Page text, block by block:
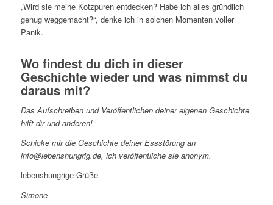
„Wird sie meine Kotzpuren entdecken? Habe ich alles gründlich
genug weggemacht?“, denke ich in solchen Momenten voller
Panik.
Wo findest du dich in dieser
Geschichte wieder und was nimmst du
daraus mit?
Das Aufschreiben und Veröffentlichen deiner eigenen Geschichte
hilft dir und anderen!
Schicke mir die Geschichte deiner Essstörung an
info@lebenshungrig.de, ich veröffentliche sie anonym.
lebenshungrige Grüße
Simone